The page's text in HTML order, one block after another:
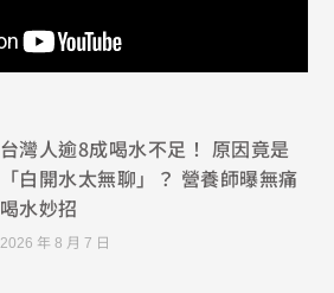
台灣人逾8成喝水不足！ 原因竟是
「白開水太無聊」？ 營養師曝無痛
喝水妙招
2026 年 8 月 7 日